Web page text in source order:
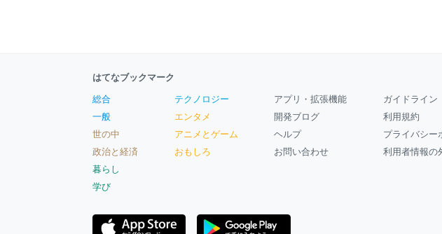
はてなブックマーク
総合
一般
世の中
政治と経済
暮らし
学び
テクノロジー
エンタメ
アニメとゲーム
おもしろ
アプリ・拡張機能
開発ブログ
ヘルプ
お問い合わせ
ガイドライン
利用規約
プライバシー
利用者情報の